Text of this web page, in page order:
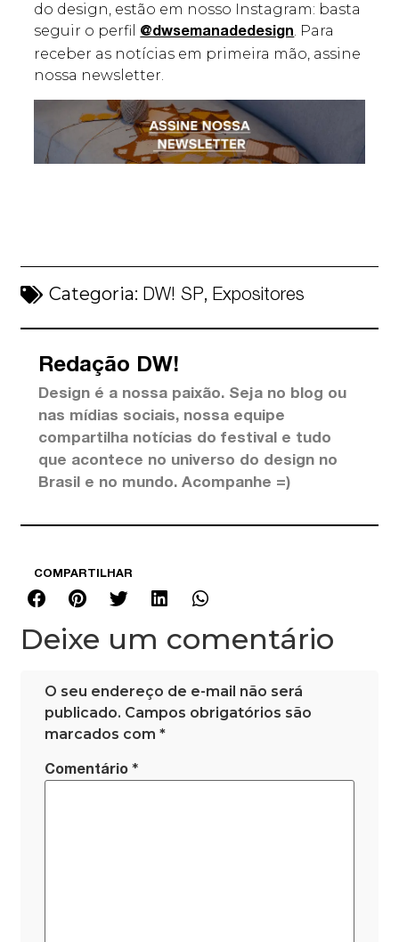
do design, estão em nosso Instagram: basta
seguir o perfil @dwsemanadedesign. Para
receber as notícias em primeira mão, assine
nossa newsletter.
Categoria: DW! SP, Expositores
Redação DW!
Design é a nossa paixão. Seja no blog ou
nas mídias sociais, nossa equipe
compartilha notícias do festival e tudo
que acontece no universo do design no
Brasil e no mundo. Acompanhe =)
COMPARTILHAR
Deixe um comentário
O seu endereço de e-mail não será
publicado. Campos obrigatórios são
marcados com*
Comentário*